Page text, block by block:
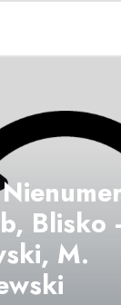
Blisko
M.